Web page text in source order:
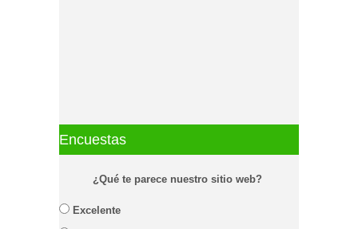
Encuestas
¿Qué te parece nuestro sitio web?
Excelente